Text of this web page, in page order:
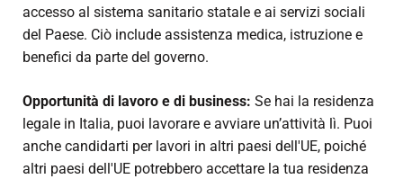
accesso al sistema sanitario statale e ai servizi sociali
del Paese. Ciò include assistenza medica, istruzione e
benefici da parte del governo.
Opportunità di lavoro e di business: Se hai la residenza
legale in Italia, puoi lavorare e avviare un’attività lì. Puoi
anche candidarti per lavori in altri paesi dell'UE, poiché
altri paesi dell'UE potrebbero accettare la tua residenza